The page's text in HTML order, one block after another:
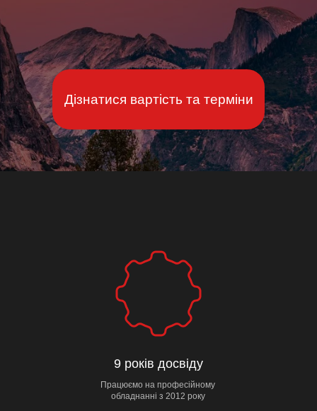
Дізнатися вартість та терміни
9 років досвіду
Працюємо на професійному
обладнанні з 2012 року